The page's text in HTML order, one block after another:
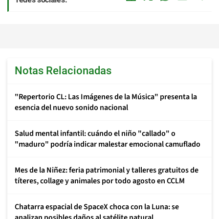
Notas Relacionadas
"Repertorio CL: Las Imágenes de la Música" presenta la
esencia del nuevo sonido nacional
Salud mental infantil: cuándo el niño "callado" o
"maduro" podría indicar malestar emocional camuflado
Mes de la Niñez: feria patrimonial y talleres gratuitos de
títeres, collage y animales por todo agosto en CCLM
Chatarra espacial de SpaceX choca con la Luna: se